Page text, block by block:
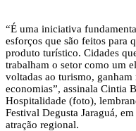
“É uma iniciativa
esforços que são feitos para
produto turístico. Cidades
trabalham o setor como um
voltadas ao turismo, ganham
economias”, assinala Cintia
Hospitalidade (foto),
Festival Degusta Jaraguá,
atração regional.